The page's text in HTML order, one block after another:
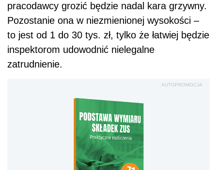
pracodawcy grozić będzie nadal kara grzywny.
Pozostanie ona w niezmienionej wysokości –
to jest od 1 do 30 tys. zł, tylko że łatwiej będzie
inspektorom udowodnić nielegalne
zatrudnienie.
AUTOPROMOCJA